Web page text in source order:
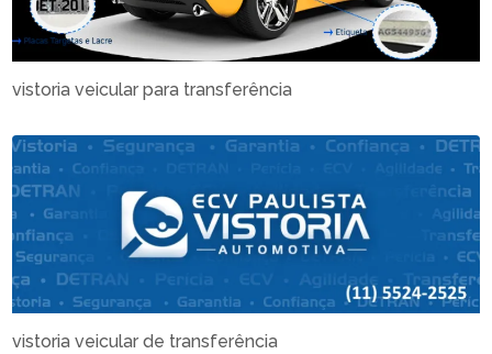
vistoria veicular para transferência
vistoria veicular de transferência